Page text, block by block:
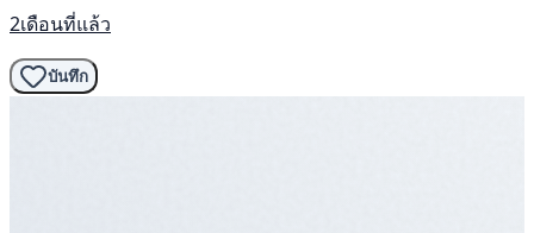
2เดือนที่แล้ว
บันทึก